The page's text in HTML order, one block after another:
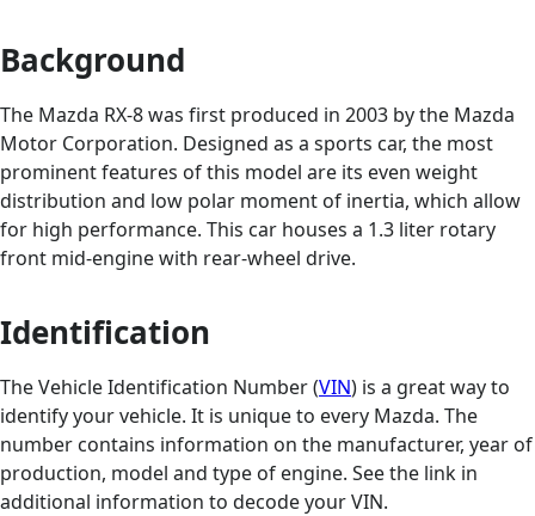
Background
The Mazda RX-8 was first produced in 2003 by the Mazda
Motor Corporation. Designed as a sports car, the most
prominent features of this model are its even weight
distribution and low polar moment of inertia, which allow
for high performance. This car houses a 1.3 liter rotary
front mid-engine with rear-wheel drive.
Identification
The Vehicle Identification Number (VIN) is a great way to
identify your vehicle. It is unique to every Mazda. The
number contains information on the manufacturer, year of
production, model and type of engine. See the link in
additional information to decode your VIN.